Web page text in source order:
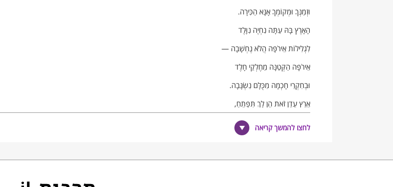
וּזְמַנְּךָ וּמְקוֹמְךָ אָנָּא הַכִּירָה.
הָאָרֶץ בָּהּ עַתָּה נִחְיֶה נִוָּלֶד
לִגְלִילוֹת אֵירֹפָּה הֲלֹא נֶחְשָׁבָה —
אֵירֹפָּה הַקְּטַנָּה מֵחֶלְקֵי חָלֶד
וּבְחִקְרֵי חָכְמָה מִכֻּלָּם נִשְׂגָּבָה.
אֶרֶץ עֵדֶן זֹאת הֵן לָךְ תִּפָּתֵחַ,
בָּנֶיהָ "אָחִינוּ" לָךְ יִקְרְאוּן עָתָּה.
לָמָּה מִנֶּגֶּד לָהֶם תֵּלֶך אָתָּה?
לחצו להמשך קריאה